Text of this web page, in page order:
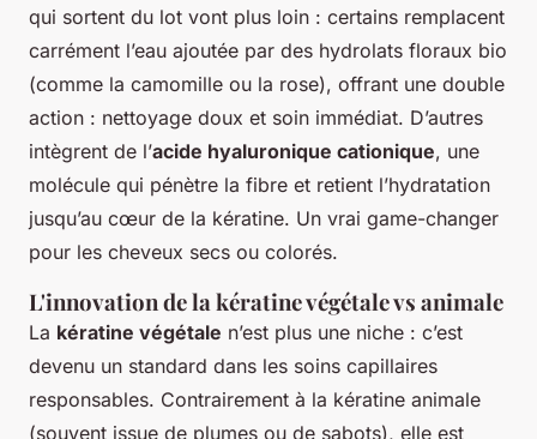
qui sortent du lot vont plus loin : certains remplacent
carrément l’eau ajoutée par des hydrolats floraux bio
(comme la camomille ou la rose), offrant une double
action : nettoyage doux et soin immédiat. D’autres
intègrent de l’acide hyaluronique cationique, une
molécule qui pénètre la fibre et retient l’hydratation
jusqu’au cœur de la kératine. Un vrai game-changer
pour les cheveux secs ou colorés.
L'innovation de la kératine végétale vs animale
La kératine végétale n’est plus une niche : c’est
devenu un standard dans les soins capillaires
responsables. Contrairement à la kératine animale
(souvent issue de plumes ou de sabots), elle est